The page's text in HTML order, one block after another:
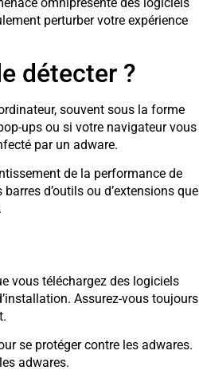
perturber votre expérience
détecter ?
souvent sous la forme
ups ou si votre navigateur vous
par un adware.
de la performance de
d’outils ou d’extensions que
vous téléchargez des logiciels
Assurez-vous toujours
se protéger contre les adwares.
adwares.